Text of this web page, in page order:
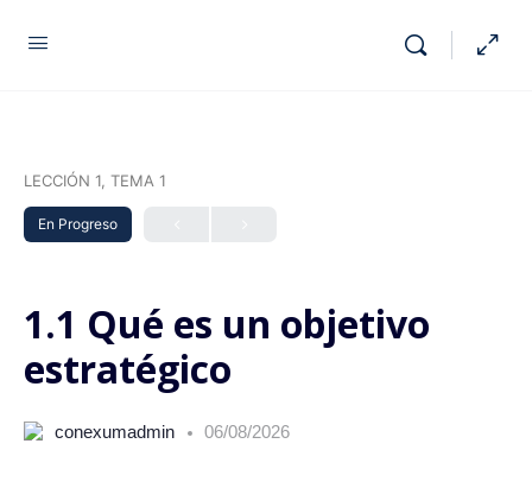
LECCIÓN 1, TEMA 1
En Progreso
1.1 Qué es un objetivo
estratégico
conexumadmin 06/08/2026